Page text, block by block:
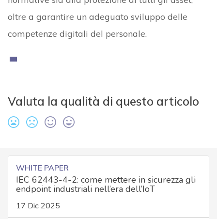
oltre a garantire un adeguato sviluppo delle
competenze digitali del personale.
Valuta la qualità di questo articolo
WHITE PAPER
IEC 62443-4-2: come mettere in sicurezza gli
endpoint industriali nell’era dell’IoT
17 Dic 2025